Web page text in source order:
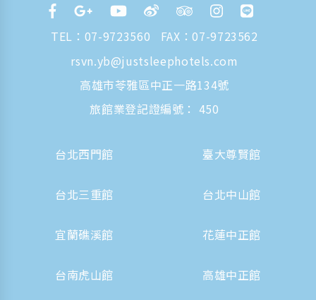
TEL： 07-9723560
FAX：07-9723562
rsvn.yb@justsleephotels.com
高雄市苓雅區中正一路134號
旅館業登記證編號： 450
台北西門館 臺大尊賢館
台北三重館 台北中山館
宜蘭礁溪館 花蓮中正館
台南虎山館 高雄中正館